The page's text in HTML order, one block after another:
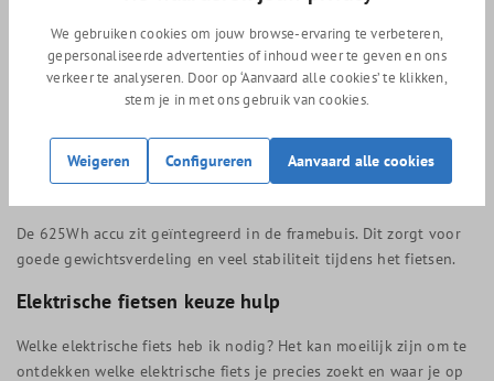
De bediening gaat middels de twee-in-een bedieningsunit met
geïntegreerd kleurendisplay. Hiermee bepaal je eenvoudig de
gewenste ondersteuningsmodus en kies je welke informatie er op
het display wordt weergegeven. Het display is tevens voorzien
van ANT+ aansluiting voor koppeling met een hartslagmeter of
andere fitnessapparaten.
De 625Wh accu zit geïntegreerd in de framebuis. Dit zorgt voor
goede gewichtsverdeling en veel stabiliteit tijdens het fietsen.
Elektrische fietsen keuze hulp
Welke elektrische fiets heb ik nodig? Het kan moeilijk zijn om te
ontdekken welke elektrische fiets je precies zoekt en waar je op
We gebruiken cookies om jouw browse-ervaring te verbeteren,
gepersonaliseerde advertenties of inhoud weer te geven en ons
verkeer te analyseren. Door op ‘Aanvaard alle cookies’ te klikken,
stem je in met ons gebruik van cookies.
Weigeren Configureren Aanvaard alle cookies